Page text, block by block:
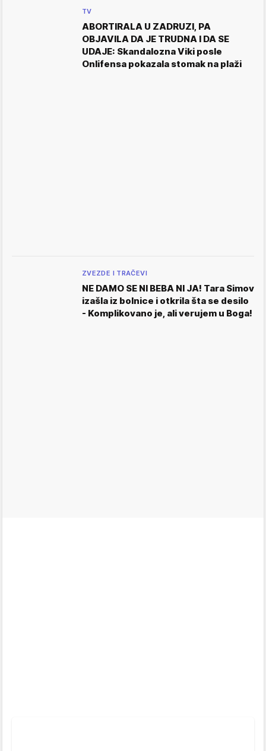
TV
ABORTIRALA U ZADRUZI, PA
OBJAVILA DA JE TRUDNA I DA SE
UDAJE: Skandalozna Viki posle
Onlifensa pokazala stomak na plaži
ZVEZDE I TRAČEVI
NE DAMO SE NI BEBA NI JA! Tara Simov
izašla iz bolnice i otkrila šta se desilo
- Komplikovano je, ali verujem u Boga!